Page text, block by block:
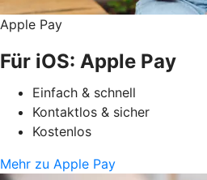
Apple Pay
Für iOS: Apple Pay
Einfach & schnell
Kontaktlos & sicher
Kostenlos
Mehr zu Apple Pay